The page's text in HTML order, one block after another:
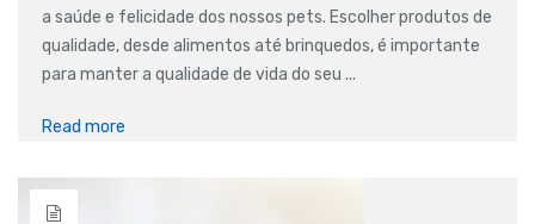
a saúde e felicidade dos nossos pets. Escolher produtos de
qualidade, desde alimentos até brinquedos, é importante
para manter a qualidade de vida do seu ...
Read more